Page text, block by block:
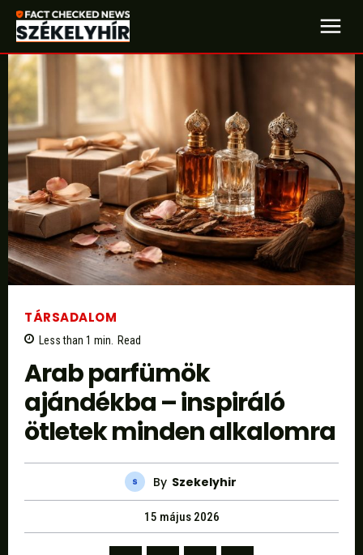
TÁRSADALOM
Less than 1 min. Read
Arab parfümök
ajándékba – inspiráló
ötletek minden alkalomra
By Szekelyhir
15 május 2026